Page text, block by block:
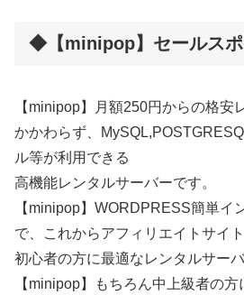
◆【minipop】セールス
【minipop】月額250円からの格安
かかわらず、
ル等が利用できる
高機能レンタルサーバーです。
【minipop】WORDPRESS簡単イ
で、これからアフィリエイトサイ
初心者の方に最適なレンタルサーバ
【minipop】もちろん中上級者の